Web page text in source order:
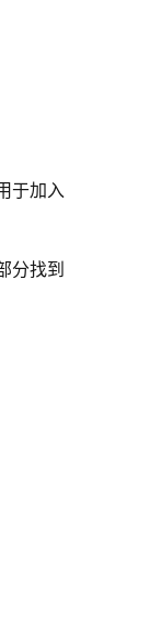
于加入
分找到